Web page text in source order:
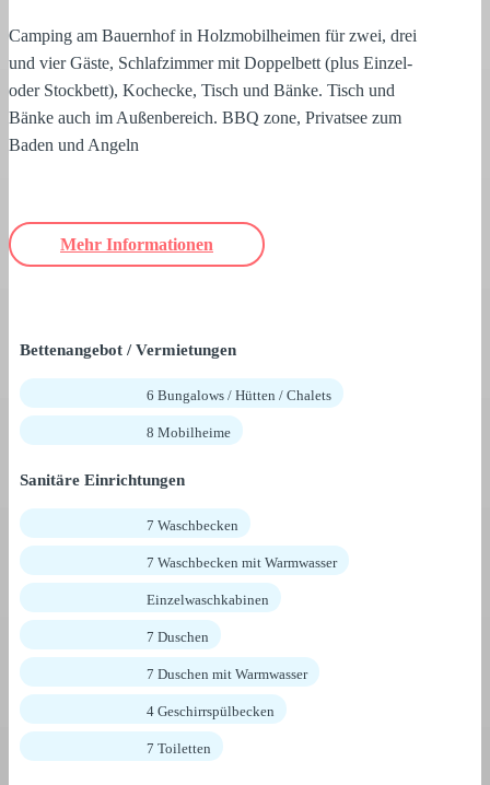
Camping am Bauernhof in Holzmobilheimen für zwei, drei
und vier Gäste, Schlafzimmer mit Doppelbett (plus Einzel-
oder Stockbett), Kochecke, Tisch und Bänke. Tisch und
Bänke auch im Außenbereich. BBQ zone, Privatsee zum
Baden und Angeln
Mehr Informationen
Bettenangebot / Vermietungen
6 Bungalows / Hütten / Chalets
8 Mobilheime
Sanitäre Einrichtungen
7 Waschbecken
7 Waschbecken mit Warmwasser
Einzelwaschkabinen
7 Duschen
7 Duschen mit Warmwasser
4 Geschirrspülbecken
7 Toiletten